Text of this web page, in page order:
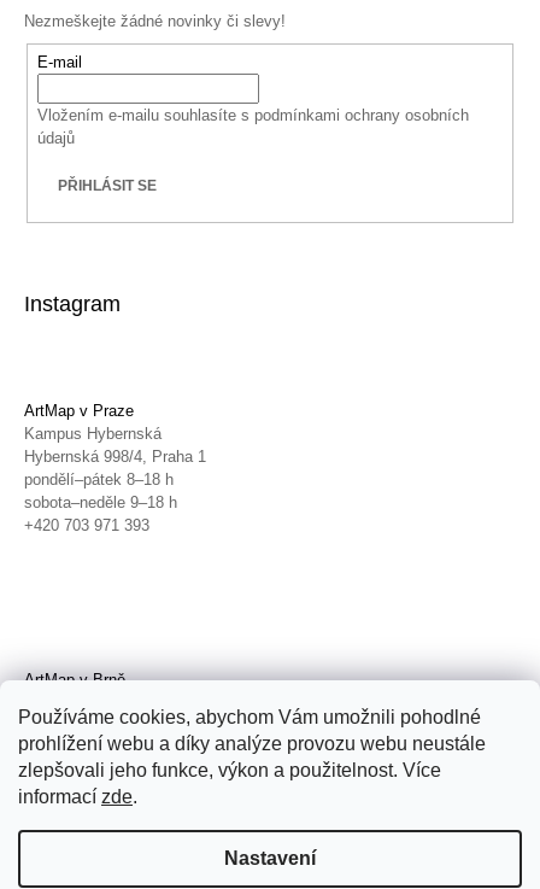
Používáme cookies, abychom Vám umožnili pohodlné
prohlížení webu a díky analýze provozu webu neustále
zlepšovali jeho funkce, výkon a použitelnost. Více
informací zde.
Nastavení
Nezmeškejte žádné novinky či slevy!
E-mail
Vložením e-mailu souhlasíte s podmínkami ochrany osobních
údajů
PŘIHLÁSIT SE
Instagram
ArtMap v Praze
Kampus Hybernská
Hybernská 998/4, Praha 1
pondělí–pátek 8–18 h
sobota–neděle 9–18 h
+420 703 971 393
ArtMap v Brně
Radnická 4, Brno
úterý–pátek 11–19 h
sobota 14–19 h
+420 702 152 298